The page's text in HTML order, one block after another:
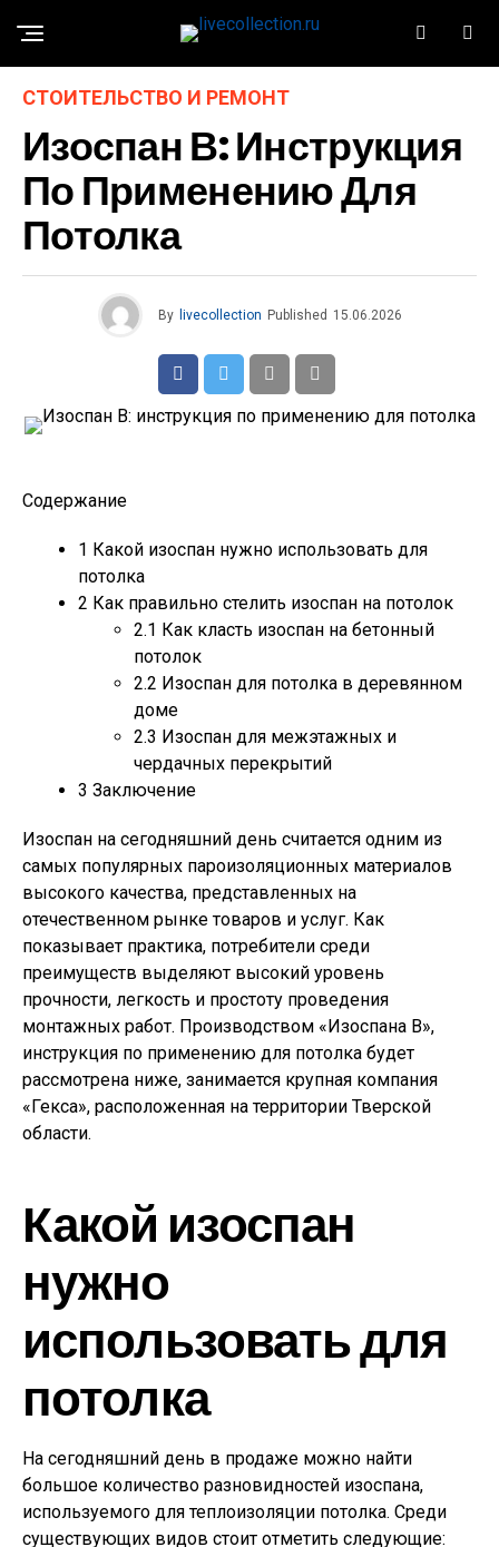
СТОИТЕЛЬСТВО И РЕМОНТ
Изоспан В: Инструкция
По Применению Для
Потолка
By livecollection Published 15.06.2026
Содержание
1 Какой изоспан нужно использовать для
потолка
2 Как правильно стелить изоспан на потолок
2.1 Как класть изоспан на бетонный
потолок
2.2 Изоспан для потолка в деревянном
доме
2.3 Изоспан для межэтажных и
чердачных перекрытий
3 Заключение
Изоспан на сегодняшний день считается одним из
самых популярных пароизоляционных материалов
высокого качества, представленных на
отечественном рынке товаров и услуг. Как
показывает практика, потребители среди
преимуществ выделяют высокий уровень
прочности, легкость и простоту проведения
монтажных работ. Производством «Изоспана В»,
инструкция по применению для потолка будет
рассмотрена ниже, занимается крупная компания
«Гекса», расположенная на территории Тверской
области.
Какой изоспан
нужно
использовать для
потолка
На сегодняшний день в продаже можно найти
большое количество разновидностей изоспана,
используемого для теплоизоляции потолка. Среди
существующих видов стоит отметить следующие: